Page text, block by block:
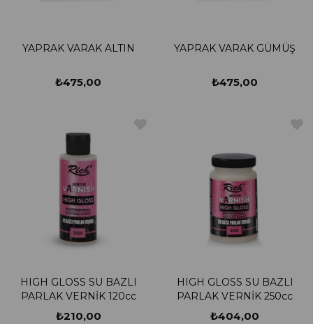
YAPRAK VARAK ALTIN
₺475,00
YAPRAK VARAK GÜMÜŞ
₺475,00
HIGH GLOSS SU BAZLI
PARLAK VERNİK 120cc
₺210,00
HIGH GLOSS SU BAZLI
PARLAK VERNİK 250cc
₺404,00